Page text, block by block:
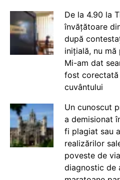
De la 4.90 la
învățătoare
după
inițială, nu
Mi-am dat
fost corectată
cuvântului
Un cunoscut
a demisionat
fi plagiat sau
realizărilor
poveste de
diagnostic de